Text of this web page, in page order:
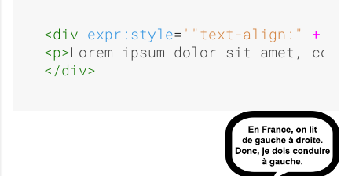
<div expr:style= '"text-align:" +
<p>Lorem ipsum dolor sit amet,
</div>